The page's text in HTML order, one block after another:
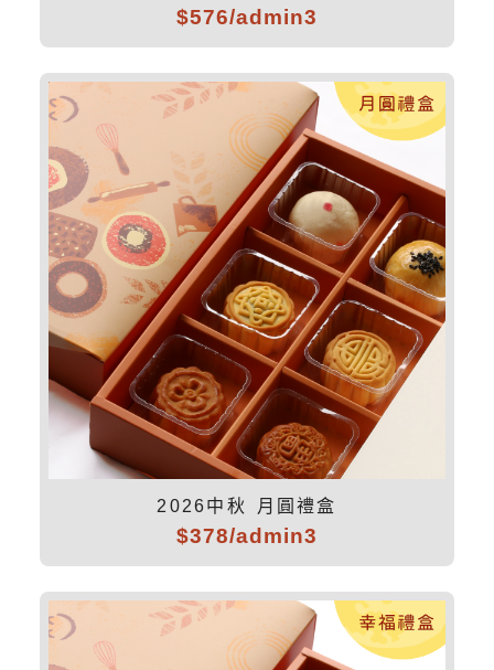
$576/admin3
2026中秋 月圓禮盒
$378/admin3